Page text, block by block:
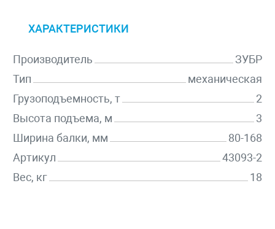
ХАРАКТЕРИСТИКИ
Производитель
ЗУБР
Тип
механическая
Грузоподъемность, т
2
Высота подъема, м
3
Ширина балки, мм
80-168
Артикул
43093-2
Вес, кг
18